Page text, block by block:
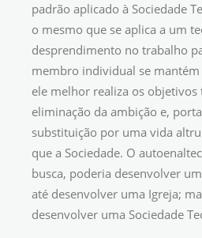
padrão aplicado à Sociedade
o mesmo que se aplica a um
desprendimento no trabalho
membro individual se
ele melhor realiza os objetivos
eliminação da ambição e,
substituição por uma vida
que a Sociedade. O
busca, poderia desenvolver
até desenvolver uma Igreja;
desenvolver uma Sociedade